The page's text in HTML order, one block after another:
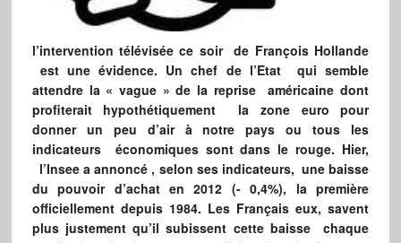
l’intervention télévisée ce soir de François Hollande
est une évidence. Un chef de l’Etat qui semble
attendre la « vague » de la reprise américaine dont
profiterait hypothétiquement la zone euro pour
donner un peu d’air à notre pays ou tous les
indicateurs économiques sont dans le rouge. Hier,
l’Insee a annoncé , selon ses indicateurs, une baisse
du pouvoir d’achat en 2012 (- 0,4%), la première
officiellement depuis 1984. Les Français eux, savent
plus justement qu’il subissent cette baisse chaque